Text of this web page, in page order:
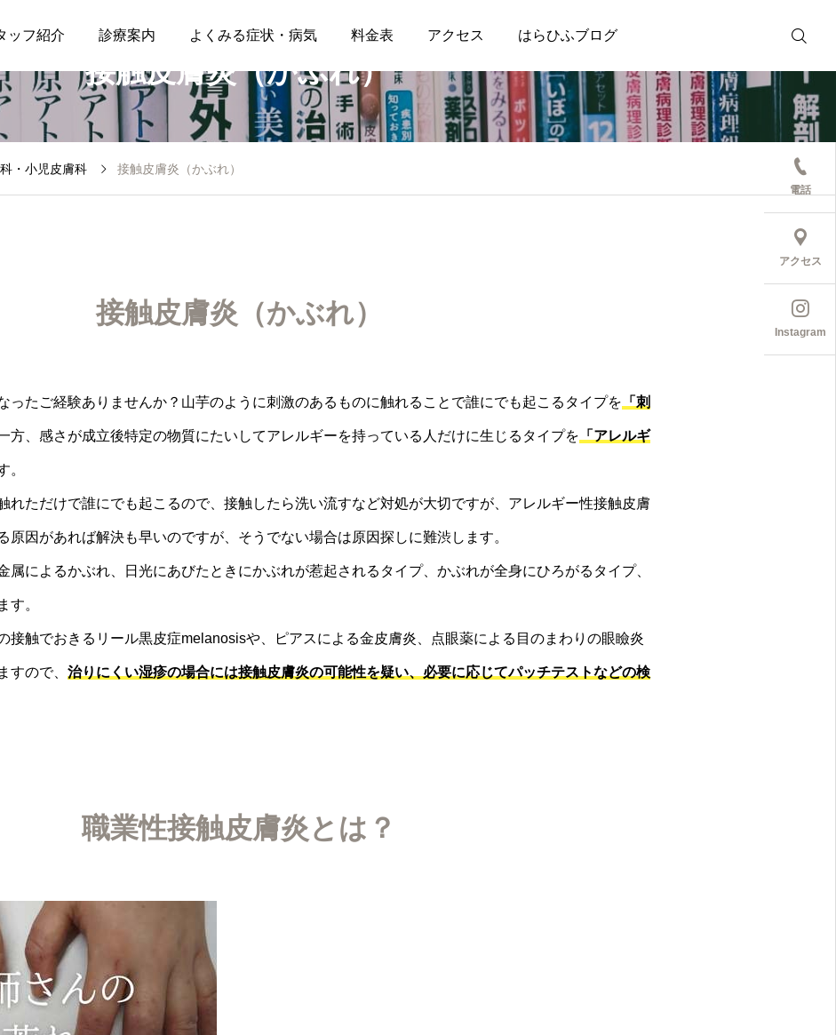
ッフ紹介 診療案内 よくみる症状・病気 料金表 アクセス はらひふブログ
受診予約
電話
アクセス
Instagram
接触皮膚炎（かぶれ）
・小児皮膚科 接触皮膚炎（かぶれ）
接触皮膚炎（かぶれ）
ったご経験ありませんか？山芋のように刺激のあるものに触れることで誰にでも起こるタイプを 「刺
方、感さが成立後特定の物質にたいしてアレルギーを持っている人だけに生じるタイプを 「アレルギ
。
れただけで誰にでも起こるので、接触したら洗い流すなど対処が大切ですが、アレルギー性接触皮膚
原因があれば解決も早いのですが、そうでない場合は原因探しに難渋します。
属によるかぶれ、日光にあびたときにかぶれが惹起されるタイプ、かぶれが全身にひろがるタイプ、
す。
接触でおきるリール黒皮症melanosisや、ピアスによる金皮膚炎、点眼薬による目のまわりの眼瞼炎
すので、 治りにくい湿疹の場合には接触皮膚炎の可能性を疑い、必要に応じてパッチテストなどの検
職業性接触皮膚炎とは？